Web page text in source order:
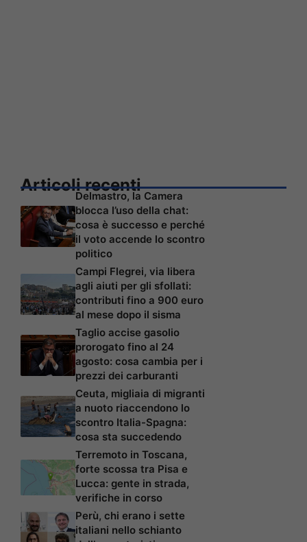
Articoli recenti
Delmastro, la Camera
blocca l’uso della chat:
cosa è successo e perché
il voto accende lo scontro
politico
Campi Flegrei, via libera
agli aiuti per gli sfollati:
contributi fino a 900 euro
al mese dopo il sisma
Taglio accise gasolio
prorogato fino al 24
agosto: cosa cambia per i
prezzi dei carburanti
Ceuta, migliaia di migranti
a nuoto riaccendono lo
scontro Italia-Spagna:
cosa sta succedendo
Terremoto in Toscana,
forte scossa tra Pisa e
Lucca: gente in strada,
verifiche in corso
Perù, chi erano i sette
italiani nello schianto